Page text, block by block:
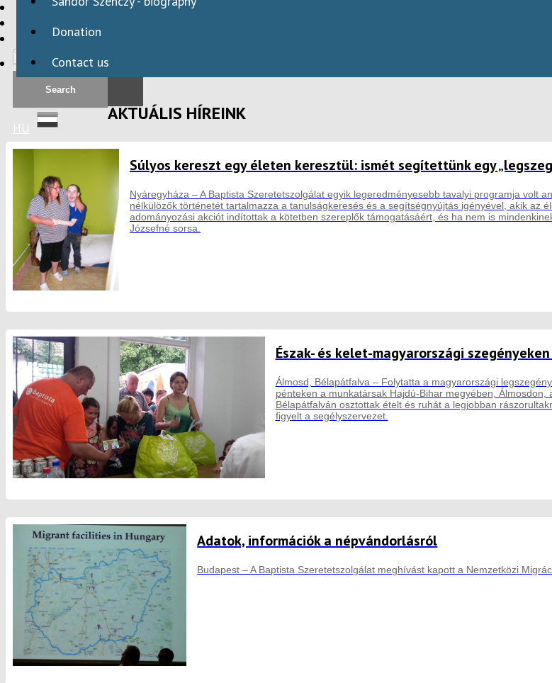
HBAID
INTERNATIONAL PROGRAMS
HU
Donation
Contact us
AKTUÁLIS HÍREINK
Súlyos kereszt egy életen keresztül: ismét segítettünk egy
Nyáregyháza – A Baptista Szeretetszolgálat egyik legeredményesebb tavalyi programja volt
nélkülözők történetét tartalmazza a tanulságkeresés és a segítségnyújtás igényével, akik az
adományozási akciót indítottak a kötetben szereplők támogatásáért, és ha nem is
Józsefné sorsa.
Észak- és kelet-magyarországi
Álmosd, Bélapátfalva – Folytatta a magyarországi
pénteken a munkatársak Hajdú-Bihar megyében,
Bélapátfalván osztottak ételt és ruhát a legjobban
figyelt a segélyszervezet.
Adatok, információk a népvándorlásról
Budapest – A Baptista Szeretetszolgálat meghívást kapott a Nemzetközi